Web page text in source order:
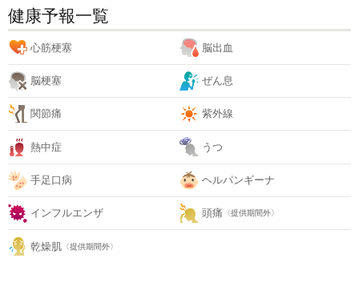
健康予報一覧
心筋梗塞 脳出血
脳梗塞 ぜん息
関節痛 紫外線
熱中症 うつ
手足口病 ヘルパンギーナ
インフルエンザ 頭痛 〈提供期間外〉
乾燥肌 〈提供期間外〉